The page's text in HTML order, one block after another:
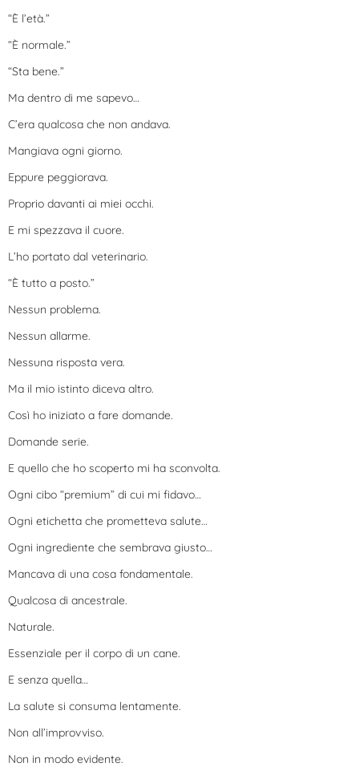
“È l’età.”
“È normale.”
“Sta bene.”
Ma dentro di me sapevo…
C’era qualcosa che non andava.
Mangiava ogni giorno.
Eppure peggiorava.
Proprio davanti ai miei occhi.
E mi spezzava il cuore.
L’ho portato dal veterinario.
“È tutto a posto.”
Nessun problema.
Nessun allarme.
Nessuna risposta vera.
Ma il mio istinto diceva altro.
Così ho iniziato a fare domande.
Domande serie.
E quello che ho scoperto mi ha sconvolta.
Ogni cibo “premium” di cui mi fidavo…
Ogni etichetta che prometteva salute…
Ogni ingrediente che sembrava giusto…
Mancava di una cosa fondamentale.
Qualcosa di ancestrale.
Naturale.
Essenziale per il corpo di un cane.
E senza quella…
La salute si consuma lentamente.
Non all’improvviso.
Non in modo evidente.